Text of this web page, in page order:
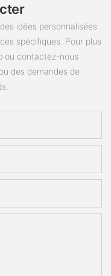
idées personnalisées
spécifiques. Pour plus
ou contactez-nous
des demandes de